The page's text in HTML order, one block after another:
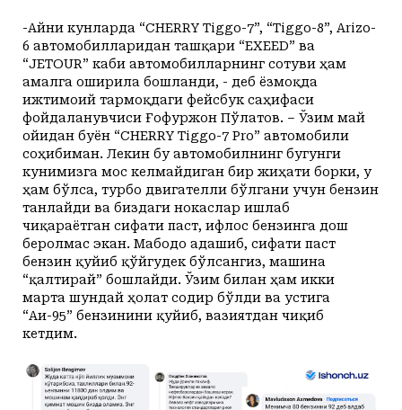
-Айни кунларда “CHERRY Tiggo-7”, “Tiggo-8”, Arizo-
6 автомобилларидан ташқари “EXEED” ва
“JETOUR” каби автомобилларнинг сотуви ҳам
амалга оширила бошланди, - деб ёзмоқда
ижтимоий тармоқдаги фейсбук саҳифаси
фойдаланувчиси Ғофуржон Пўлатов. – Ўзим май
ойидан буён “CHERRY Tiggo-7 Pro” автомобили
соҳибиман. Лекин бу автомобилнинг бугунги
кунимизга мос келмайдиган бир жиҳати борки, у
ҳам бўлса, турбо двигателли бўлгани учун бензин
танлайди ва биздаги нокаслар ишлаб
чиқараётган сифати паст, ифлос бензинга дош
беролмас экан. Мабодо адашиб, сифати паст
бензин қуйиб қўйгудек бўлсангиз, машина
“қалтирай” бошлайди. Ўзим билан ҳам икки
марта шундай ҳолат содир бўлди ва устига
“Аи-95” бензинини қуйиб, вазиятдан чиқиб
кетдим.